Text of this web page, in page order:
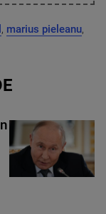
, marius pieleanu,